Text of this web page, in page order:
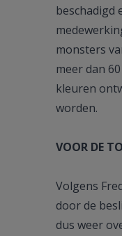
beschadigd
monsters
meer dan
kleuren
worden.
VOOR DE
Volgens
door de
dus weer